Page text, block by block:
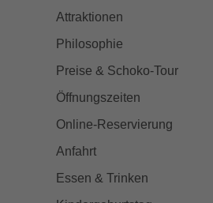
Attraktionen
Philosophie
Preise & Schoko-Tour
Öffnungszeiten
Online-Reservierung
Anfahrt
Essen & Trinken